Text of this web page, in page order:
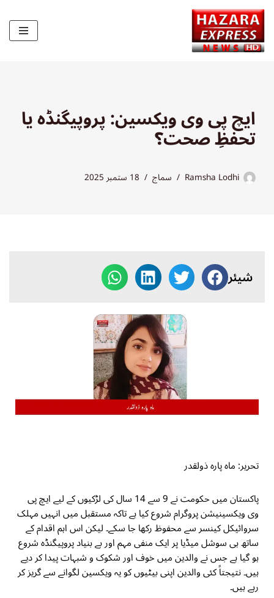
Skip
to
ایچ پی وی ویکسین: پروپیگنڈہ یا
تحفظِ صحت؟
Ramsha Lodhi سماج 18 ستمبر 2025
شیئر
تحریر: ماہ پارہ ذولقدر
پاکستان میں حکومت نے 9 سے 14 سال کی لڑکیوں کے لیے ایچ پی
وی ویکسینیشن پروگرام شروع کیا ہے تاکہ مستقبل میں انہیں مہلک
سروائیکل کینسر سے محفوظ رکھا جا سکے۔ لیکن اس اہم اقدام کے
ساتھ ہی سوشل میڈیا پر ایک منفی مہم اور بے بنیاد پروپیگنڈہ شروع
ہو گیا ہے جس نے والدین میں خوف اور شکوک و شبہات پیدا کر دیے
ہیں۔ نتیجتاً کئی والدین اپنی بیٹیوں کو یہ ویکسین لگوانے سے گریز کر
رہے ہیں۔